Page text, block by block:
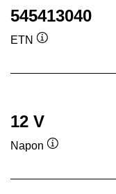
545413040
ETN
12 V
Napon